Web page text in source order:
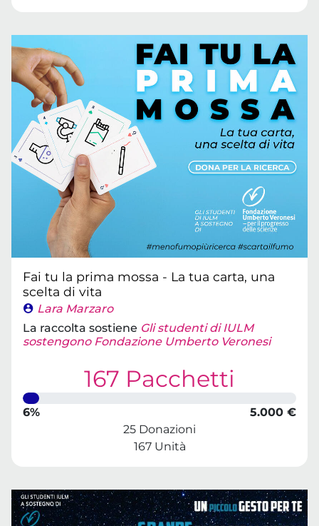
Fai tu la prima mossa - La tua carta, una
scelta di vita
Lara Marzaro
La raccolta sostiene Gli studenti di IULM
sostengono Fondazione Umberto Veronesi
167 Pacchetti
6%
5.000 €
25 Donazioni
167 Unità